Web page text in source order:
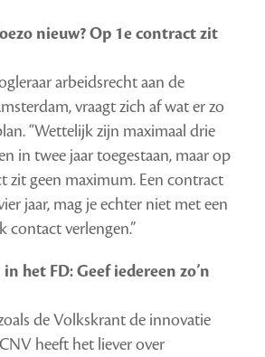
nieuw? Op 1e contract zit
arbeidsrecht aan de
vraagt zich af wat er zo
“Wettelijk zijn maximaal drie
in twee jaar toegestaan, maar op
zit geen maximum. Een contract
jaar, mag je echter niet met een
contact verlengen.”
het FD: Geef iedereen zo’n
zoals de Volkskrant de innovatie
heeft het liever over